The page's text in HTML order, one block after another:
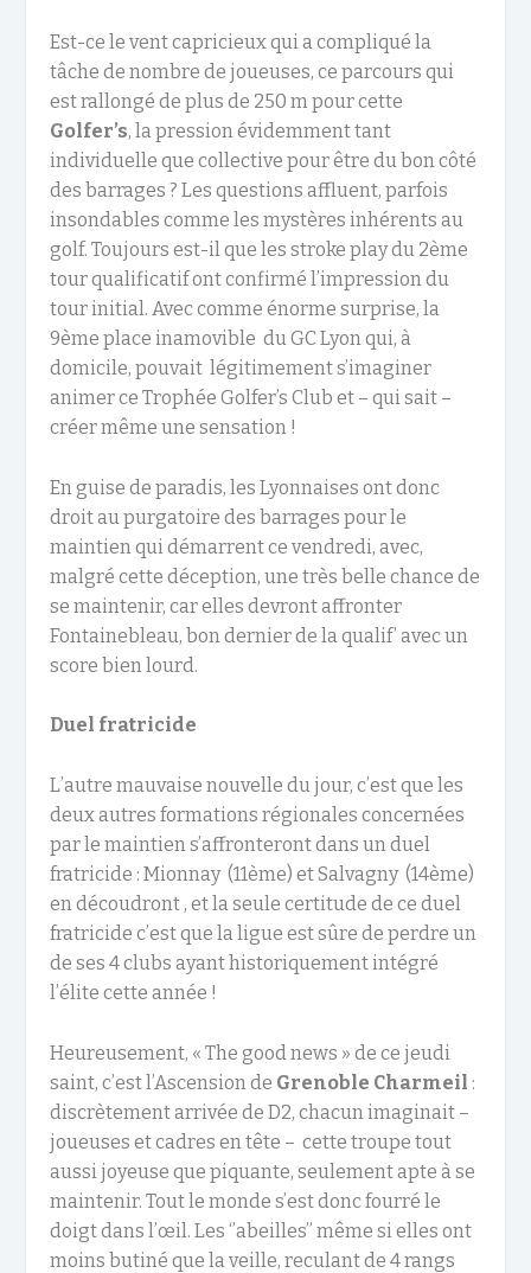
Est-ce le vent capricieux qui a compliqué la
tâche de nombre de joueuses, ce parcours qui
est rallongé de plus de 250 m pour cette
Golfer’s, la pression évidemment tant
individuelle que collective pour être du bon côté
des barrages ? Les questions affluent, parfois
insondables comme les mystères inhérents au
golf. Toujours est-il que les stroke play du 2ème
tour qualificatif ont confirmé l’impression du
tour initial. Avec comme énorme surprise, la
9ème place inamovible du GC Lyon qui, à
domicile, pouvait légitimement s’imaginer
animer ce Trophée Golfer’s Club et – qui sait –
créer même une sensation !
En guise de paradis, les Lyonnaises ont donc
droit au purgatoire des barrages pour le
maintien qui démarrent ce vendredi, avec,
malgré cette déception, une très belle chance de
se maintenir, car elles devront affronter
Fontainebleau, bon dernier de la qualif’ avec un
score bien lourd.
Duel fratricide
L’autre mauvaise nouvelle du jour, c’est que les
deux autres formations régionales concernées
par le maintien s’affronteront dans un duel
fratricide : Mionnay (11ème) et Salvagny (14ème)
en découdront , et la seule certitude de ce duel
fratricide c’est que la ligue est sûre de perdre un
de ses 4 clubs ayant historiquement intégré
l’élite cette année !
Heureusement, « The good news » de ce jeudi
saint, c’est l’Ascension de Grenoble Charmeil :
discrètement arrivée de D2, chacun imaginait –
joueuses et cadres en tête – cette troupe tout
aussi joyeuse que piquante, seulement apte à se
maintenir. Tout le monde s’est donc fourré le
doigt dans l’œil. Les ‘’abeilles’’ même si elles ont
moins butiné que la veille, reculant de 4 rangs